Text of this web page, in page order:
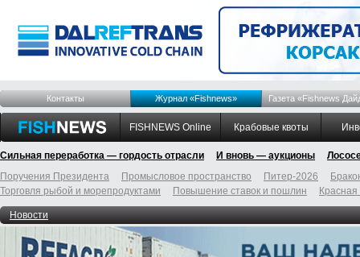
Контакты Журнал «Fishnews» Газета «Fishnews
FISHNEWS Online Крабовые квоты
Сильная переработка — гордость отрасли И вновь — аукционы
Поручения Президента
Промысловое пространство Питер-2026
Торговля рыбой и морепродуктами
Повышение ставок и пошлин
Новости